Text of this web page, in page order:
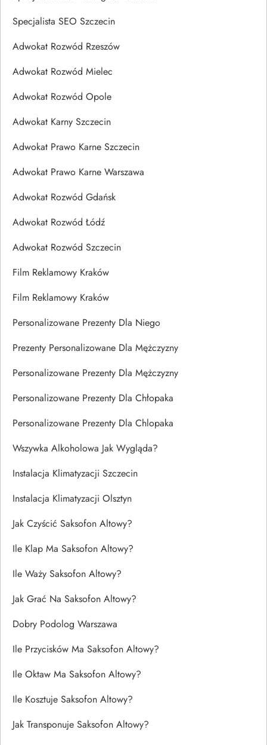
Specjalista SEO Szczecin
Adwokat Rozwód Rzeszów
Adwokat Rozwód Mielec
Adwokat Rozwód Opole
Adwokat Karny Szczecin
Adwokat Prawo Karne Szczecin
Adwokat Prawo Karne Warszawa
Adwokat Rozwód Gdańsk
Adwokat Rozwód Łódź
Adwokat Rozwód Szczecin
Film Reklamowy Kraków
Film Reklamowy Kraków
Personalizowane Prezenty Dla Niego
Prezenty Personalizowane Dla Mężczyzny
Personalizowane Prezenty Dla Mężczyzny
Personalizowane Prezenty Dla Chłopaka
Personalizowane Prezenty Dla Chlopaka
Wszywka Alkoholowa Jak Wygląda?
Instalacja Klimatyzacji Szczecin
Instalacja Klimatyzacji Olsztyn
Jak Czyścić Saksofon Altowy?
Ile Klap Ma Saksofon Altowy?
Ile Waży Saksofon Altowy?
Jak Grać Na Saksofon Altowy?
Dobry Podolog Warszawa
Ile Przycisków Ma Saksofon Altowy?
Ile Oktaw Ma Saksofon Altowy?
Ile Kosztuje Saksofon Altowy?
Jak Transponuje Saksofon Altowy?